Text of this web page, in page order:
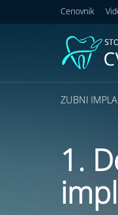
Cenovnik
ZUBNI
1.